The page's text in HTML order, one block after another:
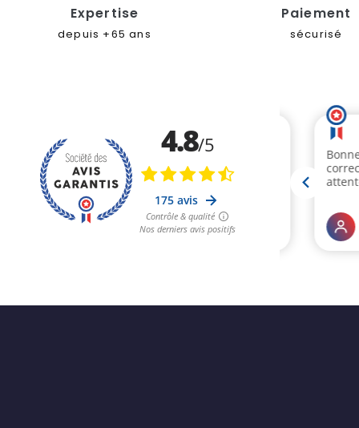
Expertise
depuis +65 ans
Paiement
sécurisé